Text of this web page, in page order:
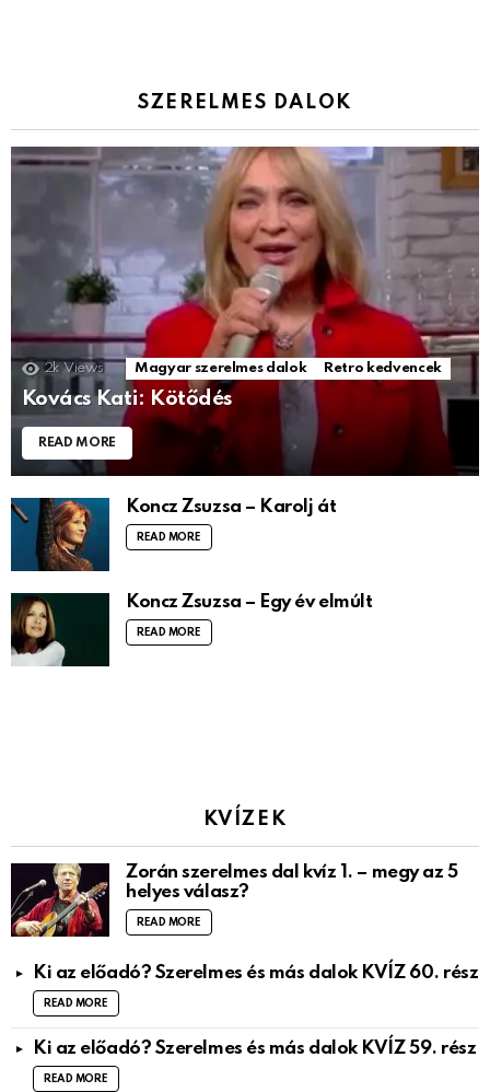
SZERELMES DALOK
2k Views Magyar szerelmes dalok Retro kedvencek
Kovács Kati: Kötődés
READ MORE
Koncz Zsuzsa – Karolj át
READ MORE
Koncz Zsuzsa – Egy év elmúlt
READ MORE
KVÍZEK
Zorán szerelmes dal kvíz 1. – megy az 5
helyes válasz?
READ MORE
Ki az előadó? Szerelmes és más dalok KVÍZ 60. rész
READ MORE
Ki az előadó? Szerelmes és más dalok KVÍZ 59. rész
READ MORE